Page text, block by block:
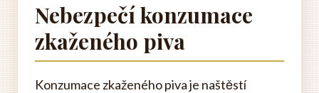
Nebezpečí konzumace
zkaženého piva
Konzumace zkaženého piva je naštěstí